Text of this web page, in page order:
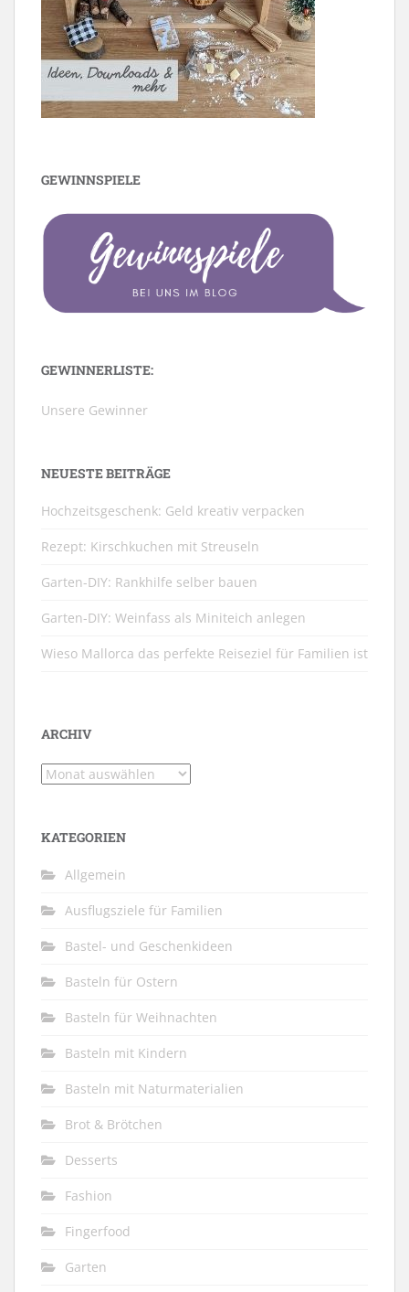
GEWINNSPIELE
GEWINNERLISTE:
Unsere Gewinner
NEUESTE BEITRÄGE
Hochzeitsgeschenk: Geld kreativ verpacken
Rezept: Kirschkuchen mit Streuseln
Garten-DIY: Rankhilfe selber bauen
Garten-DIY: Weinfass als Miniteich anlegen
Wieso Mallorca das perfekte Reiseziel für Familien ist
ARCHIV
Archiv
KATEGORIEN
Allgemein
Ausflugsziele für Familien
Bastel- und Geschenkideen
Basteln für Ostern
Basteln für Weihnachten
Basteln mit Kindern
Basteln mit Naturmaterialien
Brot & Brötchen
Desserts
Fashion
Fingerfood
Garten